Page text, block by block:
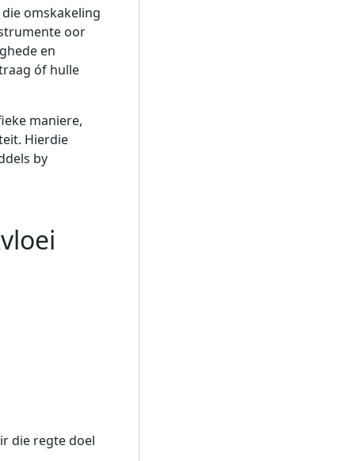
omskakeling
oor
en
óf hulle
maniere,
Hierdie
by
die regte doel